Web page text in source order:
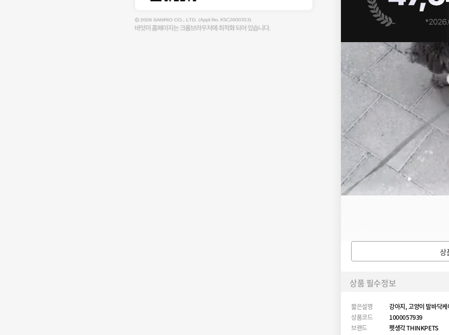
상
상품 필수정보
짧은설명
강아지, 고양이 발바닥케
상품코드
1000057939
브랜드
펫생각 THINKPETS